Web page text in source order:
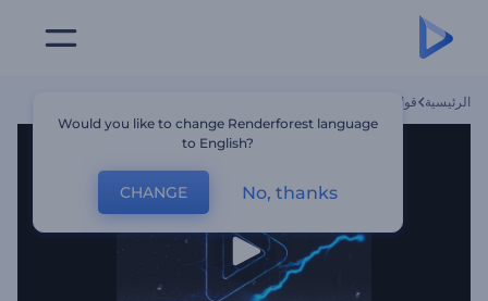
الرئيسية قوالب
Would you like to change Renderforest language
to English?
CHANGE No, thanks